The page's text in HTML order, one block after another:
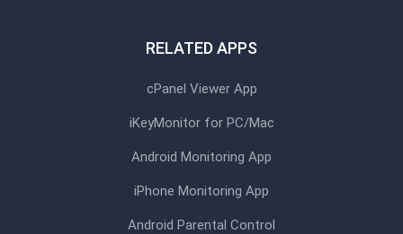
RELATED APPS
cPanel Viewer App
iKeyMonitor for PC/Mac
Android Monitoring App
iPhone Monitoring App
Android Parental Control